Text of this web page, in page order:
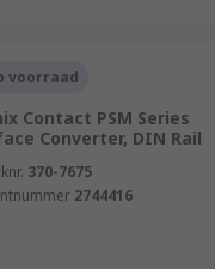
voorraad
Contact PSM Series
Converter, DIN Rail
370-7675
2744416